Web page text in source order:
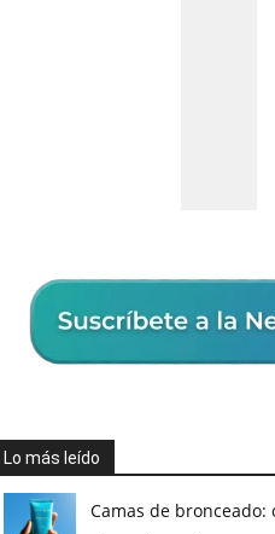
Lo más leído
Camas de bronceado: